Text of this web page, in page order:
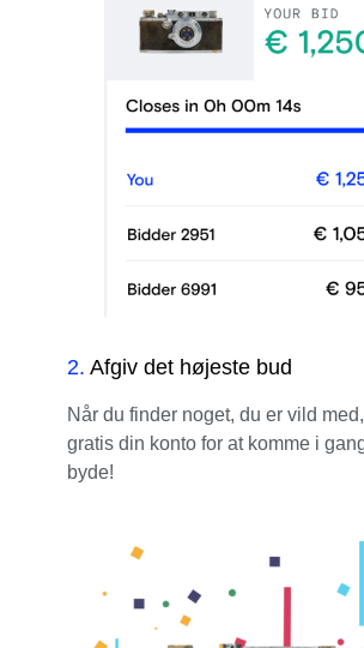
2. Afgiv det højeste bud
Når du finder noget, du er vild
gratis din konto for at komme i
byde!